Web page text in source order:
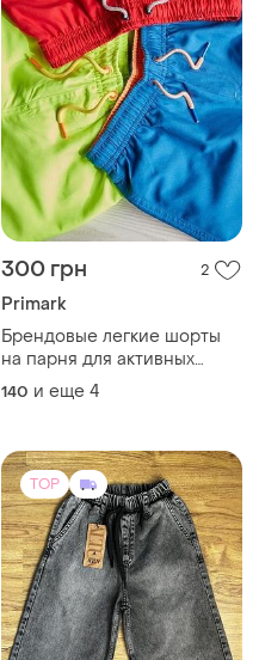
300 грн 2
Primark
Брендовые легкие шорты
на парня для активных
прогулок и плавания
140 и еще 4
TOP